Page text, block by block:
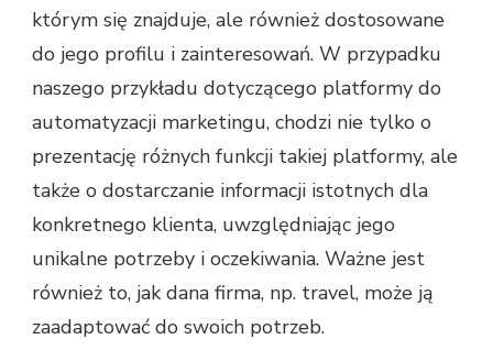
którym się znajduje, ale również dostosowane
do jego profilu i zainteresowań. W przypadku
naszego przykładu dotyczącego platformy do
automatyzacji marketingu, chodzi nie tylko o
prezentację różnych funkcji takiej platformy, ale
także o dostarczanie informacji istotnych dla
konkretnego klienta, uwzględniając jego
unikalne potrzeby i oczekiwania. Ważne jest
również to, jak dana firma, np. travel, może ją
zaadaptować do swoich potrzeb.